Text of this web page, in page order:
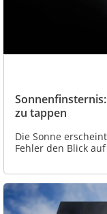
zu tappen
Die Sonne
Fehler den Blick